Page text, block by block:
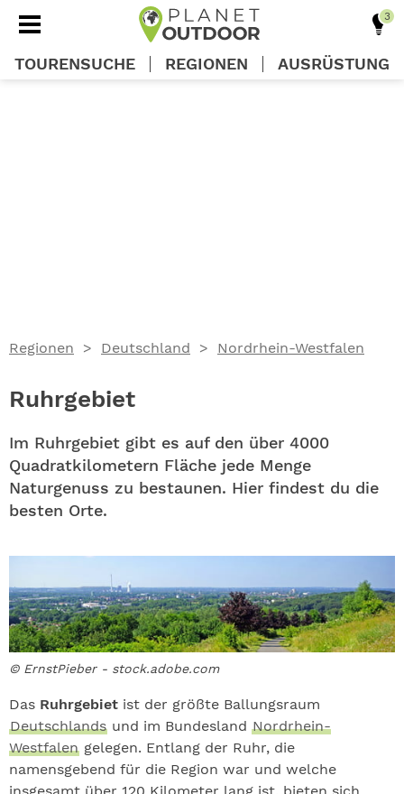
Regionen Deutschland Nordrhein-Westfalen
Ruhrgebiet
Im Ruhrgebiet gibt es auf den über 4000
Quadratkilometern Fläche jede Menge
Naturgenuss zu bestaunen. Hier findest du die
besten Orte.
© ErnstPieber - stock.adobe.com
Das Ruhrgebiet ist der größte Ballungsraum
Deutschlands und im Bundesland Nordrhein-
Westfalen gelegen. Entlang der Ruhr, die
namensgebend für die Region war und welche
TOURENSUCHE REGIONEN AUSRÜSTUNG
ABO
GEWINNEN
NEWSLETTER
ALLE THEMEN
SHOP